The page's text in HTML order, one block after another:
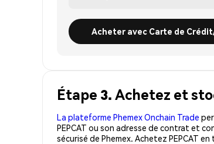
Acheter avec Carte de
Étape 3. Achetez et
La plateforme Phemex Onchain Trade
PEPCAT ou son adresse de contrat et
sécurisé de Phemex. Achetez PEPCAT